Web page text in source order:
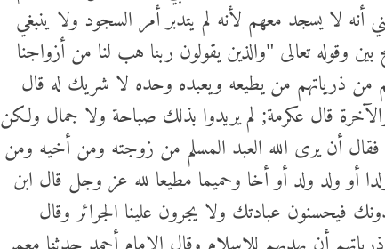
لا يسجد معهم لأنه لم يتدبر أمر السجود ولا ينبغي
وقوله تعالى "والذين يقولون ربنا هب لنا من أزواجنا
من ذرياتهم من يطيعه ويعبده وحده لا شريك له قال
قال عكرمة; لم يريدوا بذلك صباحة ولا جمال ولكن
أن يرى الله العبد المسلم من زوجته ومن أخيه ومن
أو ولد ولد أو أخا وحميما مطيعا لله عز وجل قال ابن
فيحسنون عبادتك ولا يجرون علينا الجرائر وقال
أن يهديهم للإسلام وقال الإمام أحمد حدثنا معمر